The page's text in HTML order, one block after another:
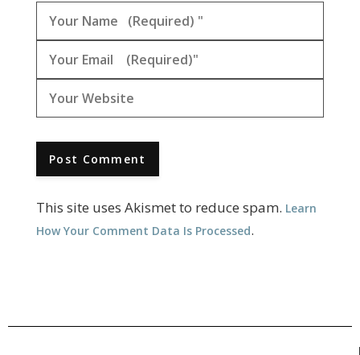
This site uses Akismet to reduce spam. Learn
How Your Comment Data Is Processed.